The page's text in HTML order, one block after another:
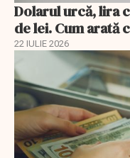
Dolarul urcă, lira
de lei. Cum arată
22 IULIE 2026